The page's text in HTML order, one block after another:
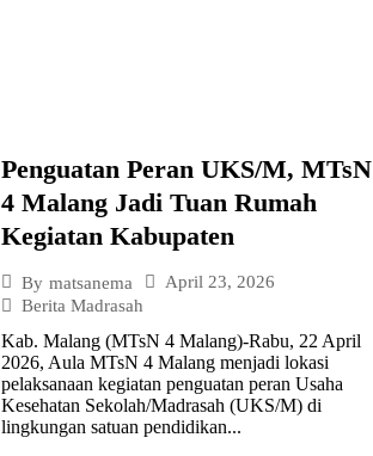
Penguatan Peran UKS/M, MTsN
4 Malang Jadi Tuan Rumah
Kegiatan Kabupaten
By matsanema
April 23, 2026
Berita Madrasah
Kab. Malang (MTsN 4 Malang)-Rabu, 22 April
2026, Aula MTsN 4 Malang menjadi lokasi
pelaksanaan kegiatan penguatan peran Usaha
Kesehatan Sekolah/Madrasah (UKS/M) di
lingkungan satuan pendidikan...